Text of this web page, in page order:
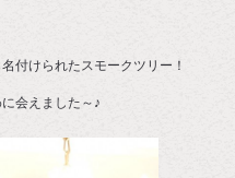
付けられたスモークツリー！
会えました～♪